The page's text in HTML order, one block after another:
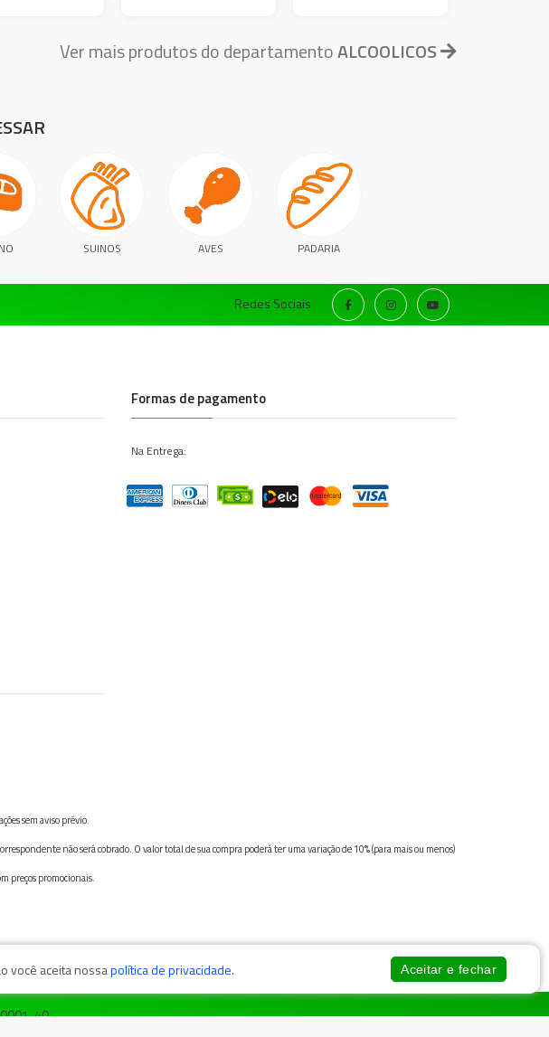
Ver mais produtos do departamentoALCOOLICOS
SUINOS AVES PADARIA
Redes Sociais
Formas de pagamento
Na Entrega:
sem aviso prévio.
não será cobrado. O valor total de sua compra poderá ter uma variação de 10% (para mais ou menos)
preços promocionais.
0001-40
você aceita nossapolítica de privacidade. Aceitar e fechar